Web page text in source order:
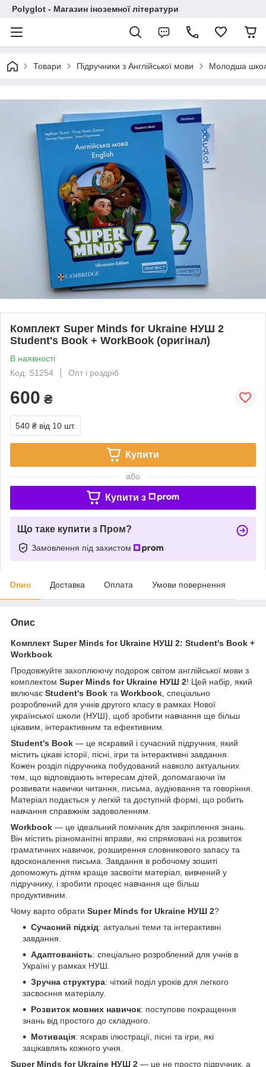
Polyglot - Магазин іноземної літератури
Товари Підручники з Англійської мови Молодша
Комплект Super Minds for Ukraine НУШ 2
Student's Book + WorkBook (оригінал)
В наявності
Код: S1254
Опт і роздріб
600 ₴
540 ₴ від 10 шт.
Купити
або
Купити з
Що таке купити з Пром?
Замовлення під захистом
Опис Доставка Оплата Умови повернення
Опис
Комплект Super Minds for Ukraine НУШ 2: Student's Book +
Workbook
Продовжуйте захоплюючу подорож світом англійської мови з
комплектом Super Minds for Ukraine НУШ 2! Цей набір, який
включає Student's Book та Workbook , спеціально
розроблений для учнів другого класу в рамках Нової
української школи (НУШ), щоб зробити навчання ще більш
цікавим, інтерактивним та ефективним.
Student's Book — це яскравий і сучасний підручник, який
містить цікаві історії, пісні, ігри та інтерактивні завдання.
Кожен розділ підручника побудований навколо актуальних
тем, що відповідають інтересам дітей, допомагаючи їм
розвивати навички читання, письма, аудіювання та говоріння.
Матеріал подається у легкій та доступній формі, що робить
навчання справжнім задоволенням.
Workbook — це ідеальний помічник для закріплення знань.
Він містить різноманітні вправи, які спрямовані на розвиток
граматичних навичок, розширення словникового запасу та
вдосконалення письма. Завдання в робочому зошиті
допоможуть дітям краще засвоїти матеріал, вивчений у
підручнику, і зробити процес навчання ще більш
продуктивним.
Чому варто обрати Super Minds for Ukraine НУШ 2?
Сучасний підхід: актуальні теми та інтерактивні
завдання.
Адаптованість: спеціально розроблений для учнів в
Україні у рамках НУШ.
Зручна структура: чіткий поділ уроків для легкого
засвоєння матеріалу.
Розвиток мовних навичок: поступове покращення
знань від простого до складного.
Мотивація: яскраві ілюстрації, пісні та ігри, які
зацікавлять кожного учня.
Super Minds for Ukraine НУШ 2 — це не просто підручник, а